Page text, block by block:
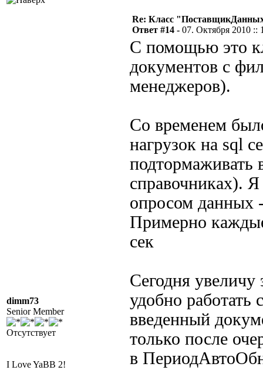
dimm73
Senior Member
Отсутствует
I Love YaBB 2!
Re: Класс
Ответ #14 - 07. Октября 2010 ::
С помощью это
документов с
менеджеров).
Со временем
нагрузок на sql
подтормаживать
справочниках).
опросом данных
Примерно
сек
Сегодня увеличу
удобно
введенный
только после
в